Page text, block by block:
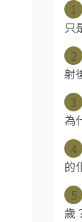
1
只
2
射
3
為
4
的
5
歲